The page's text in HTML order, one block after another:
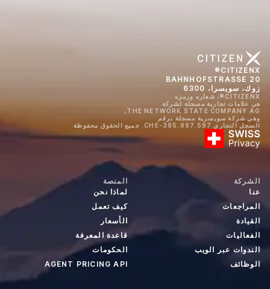
CITIZENX®
BAHNHOFSTRASSE 20
زوك، سويسرا، 6300
CITIZENX®، شعاره ورمزه
هي علامات تجارية مسجلة لشركة
THE NETWORK STATE COMPANY AG،
وهي شركة سويسرية مسجلة برقم
السجل التجاري CHE-385.997.597. جميع الحقوق محفوظة.
الشركة
عنا
المراجعات
القيادة
الفعاليات
الندوات عبر الويب
الوظائف
المنصة
لماذا نحن
كيف تعمل
الأسعار
قاعدة المعرفة
الحكومات
AGENT PRICING API